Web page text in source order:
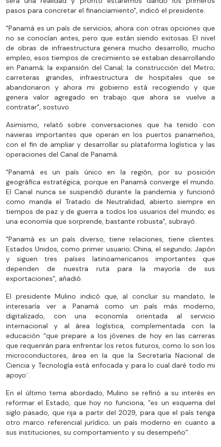
pasos para concretar el financiamiento", indicó el presidente.
"Panamá es un país de servicios, ahora con otras opciones que
no se conocían antes, pero que están siendo exitosas. El nivel
de obras de infraestructura genera mucho desarrollo, mucho
empleo, esos tiempos de crecimiento se estaban desarrollando
en Panamá; la expansión del Canal; la construcción del Metro;
carreteras grandes, infraestructura de hospitales que se
abandonaron y ahora mi gobierno está recogiendo y que
genera valor agregado en trabajo que ahora se vuelve a
contratar", sostuvo.
Asimismo, relató sobre conversaciones que ha tenido con
navieras importantes que operan en los puertos panameños,
con el fin de ampliar y desarrollar su plataforma logística y las
operaciones del Canal de Panamá.
"Panamá es un país único en la región, por su posición
geográfica estratégica, porque en Panamá converge el mundo.
El Canal nunca se suspendió durante la pandemia y funcionó
como manda el Tratado de Neutralidad, abierto siempre en
tiempos de paz y de guerra a todos los usuarios del mundo; es
una economía que sorprende, bastante robusta", subrayó.
"Panamá es un país diverso, tiene relaciones, tiene clientes.
Estados Unidos, como primer usuario; China, el segundo; Japón
y siguen tres países latinoamericanos importantes que
dependen de nuestra ruta para la mayoría de sus
exportaciones", añadió.
El presidente Mulino indicó que, al concluir su mandato, le
interesaría ver a Panamá como un país más moderno,
digitalizado, con una economía orientada al servicio
internacional y al área logística, complementada con la
educación “que prepare a los jóvenes de hoy en las carreras
que requerirán para enfrentar los retos futuros, como lo son los
microconductores, área en la que la Secretaría Nacional de
Ciencia y Tecnología está enfocada y para lo cual daré todo mi
apoyo¨.
En el último tema abordado, Mulino se refirió a su interés en
reformar el Estado, que hoy no funciona, “es un esquema del
siglo pasado, que rija a partir del 2029, para que el país tenga
otro marco referencial jurídico; un país moderno en cuanto a
sus instituciones, su comportamiento y su desempeño”.